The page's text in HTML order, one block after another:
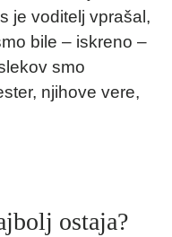
je voditelj vprašal,
bile – iskreno –
smo
njihove vere,
ostaja?